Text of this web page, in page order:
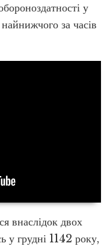
у
за часів
внаслідок двох
у грудні 1142 року,